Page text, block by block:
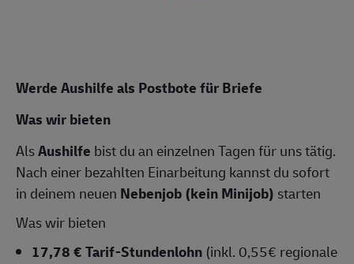
Werde Aushilfe als Postbote für Briefe
Was wir bieten
AlsAushilfe bist du an einzelnen Tagen für uns tätig.
Nach einer bezahlten Einarbeitung kannst du sofort
in deinem neuen Nebenjob (kein Minijob) starten
Was wir bieten
17,78 € Tarif-Stundenlohn (inkl. 0,55€ regionale